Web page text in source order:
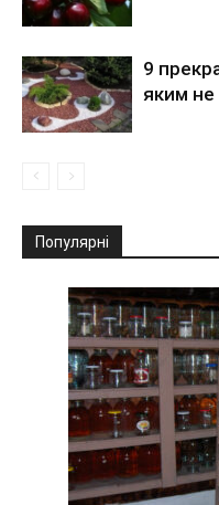
9
яким не
Популярні